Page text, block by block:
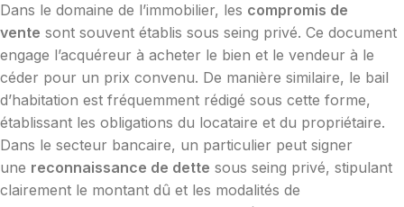
Dans le domaine de l’immobilier, les compromis de
vente sont souvent établis sous seing privé. Ce document
engage l’acquéreur à acheter le bien et le vendeur à le
céder pour un prix convenu. De manière similaire, le bail
d’habitation est fréquemment rédigé sous cette forme,
établissant les obligations du locataire et du propriétaire.
Dans le secteur bancaire, un particulier peut signer
une reconnaissance de dette sous seing privé, stipulant
clairement le montant dû et les modalités de